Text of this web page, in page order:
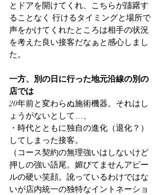
とドアを開けてくれ、こちらが躊躇す
ることなく 行けるタイミングと場所で
声をかけてくれたところは相手の状況
を考えた良い接客だなぁと感心しまし
た。
一方、別の日に行った地元沿線の別の
店では
20年前と変わらぬ施術機器。それはし
ょうがないとして…、
・時代とともに独自の進化（退化？）
してしまった接客。
（コース契約の無理強いはしないけど
押しの強い語尾。媚びてませんアピー
ルの硬い笑顔。訛っているわけではな
いが店内統一の独特なイントネーショ